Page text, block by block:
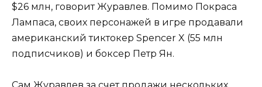
$26 млн, говорит Журавлев. Помимо Покраса
Лампаса, своих персонажей в игре продавали
американский тиктокер Spencer X (55 млн
подписчиков) и боксер Петр Ян.